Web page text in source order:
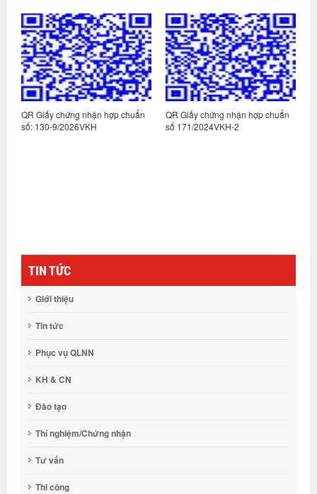
QR Giấy chứng nhận hợp chuẩn
số: 130-9/2026VKH
QR Giấy chứng nhận hợp chuẩn
số 171/2024VKH-2
TIN TỨC
Giới thiệu
Tin tức
Phục vụ QLNN
KH & CN
Đào tạo
Thí nghiệm/Chứng nhận
Tư vấn
Thi công